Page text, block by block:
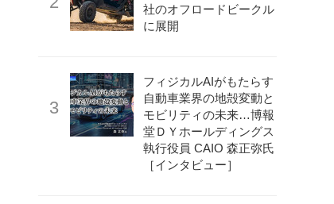
社のオフロードビークル
に展開
フィジカルAIがもたらす
自動車業界の地殻変動と
モビリティの未来…博報
堂ＤＹホールディングス
執行役員 CAIO 森正弥氏
［インタビュー］